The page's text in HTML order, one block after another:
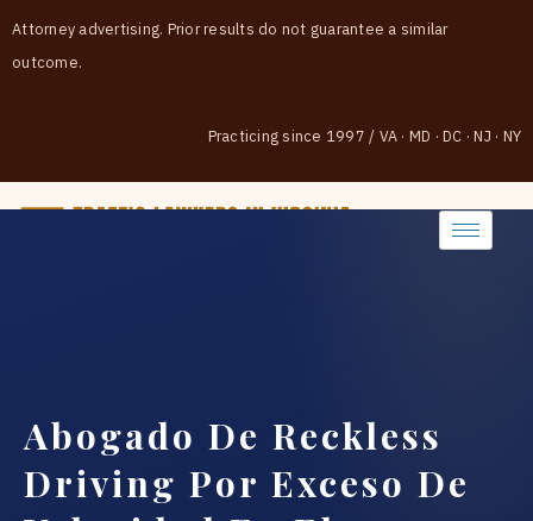
Attorney advertising. Prior results do not guarantee a similar
outcome.
Practicing since 1997 / VA · MD · DC · NJ · NY
Abogado De Reckless
Driving Por Exceso De